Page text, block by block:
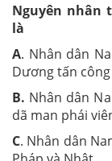
Nguyên nhân
là
A. Nhân dân
Dương tấn
B. Nhân dân
dã man phái
C. Nhân dân